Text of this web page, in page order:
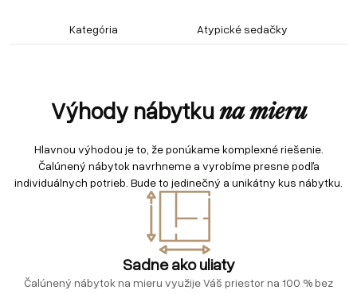
Kategória Atypické sedačky
Výhody nábytkuna mieru
Hlavnou výhodou je to, že ponúkame komplexné riešenie.
Čalúnený nábytok navrhneme a vyrobíme presne podľa
individuálnych potrieb. Bude to jedinečný a unikátny kus nábytku.
Sadne ako uliaty
Čalúnený nábytok na mieru využije Váš priestor na 100 % bez